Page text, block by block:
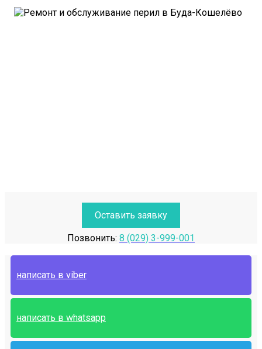
Оставить заявку
Позвонить: 8 (029) 3-999-001
написать в viber
написать в whatsapp